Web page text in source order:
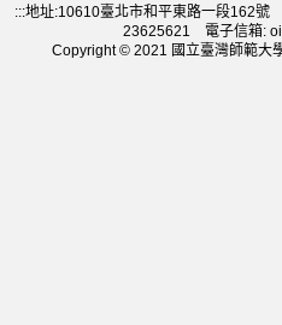
:::地址:10610臺北市和平東路一段162
23625621 電子信箱:
Copyright © 2021 國立臺灣師範大